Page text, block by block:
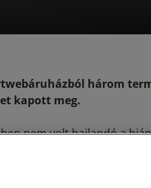
három
kapott meg.
nem volt hajlandó a